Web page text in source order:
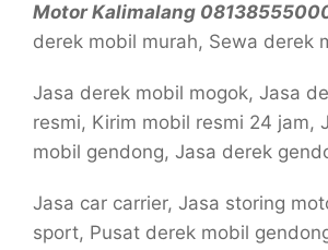
Motor Kalimalang
derek mobil murah, Sewa derek
Jasa derek mobil mogok, Jasa
resmi, Kirim mobil resmi 24 jam,
mobil gendong, Jasa derek
Jasa car carrier, Jasa storing
sport, Pusat derek mobil